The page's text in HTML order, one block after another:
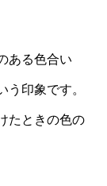
ある色合い
う印象です。
たときの色の